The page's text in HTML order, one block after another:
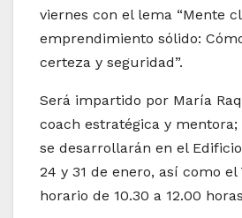
viernes con el lema “Mente
emprendimiento sólido:
certeza y seguridad”.
Será impartido por María
coach estratégica y
se desarrollarán en el
24 y 31 de enero, así como
horario de 10.30 a 12.00